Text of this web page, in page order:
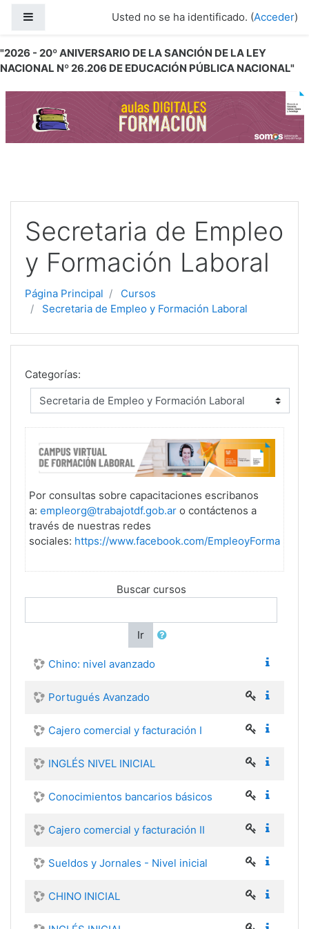
"2026 - 20º ANIVERSARIO DE LA SANCIÓN DE LA LEY
NACIONAL Nº 26.206 DE EDUCACIÓN PÚBLICA NACIONAL"
Usted no se ha identificado. (Acceder)
Secretaria de Empleo
y Formación Laboral
Página Principal
Cursos
Secretaria de Empleo y Formación Laboral
Categorías:
Por consultas sobre capacitaciones escribanos
a: empleorg@trabajotdf.gob.ar o contáctenos a
través de nuestras redes
sociales: https://www.facebook.com/
Buscar cursos
Ir
Chino: nivel avanzado
Portugués Avanzado
Cajero comercial y facturación I
INGLÉS NIVEL INICIAL
Conocimientos bancarios básicos
Cajero comercial y facturación II
Sueldos y Jornales - Nivel inicial
CHINO INICIAL